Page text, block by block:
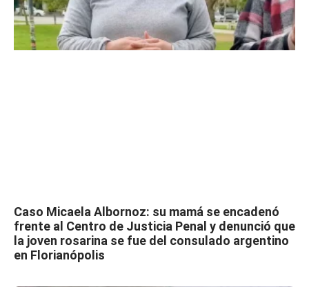
Caso Micaela Albornoz: su mamá se encadenó
frente al Centro de Justicia Penal y denunció que
la joven rosarina se fue del consulado argentino
en Florianópolis